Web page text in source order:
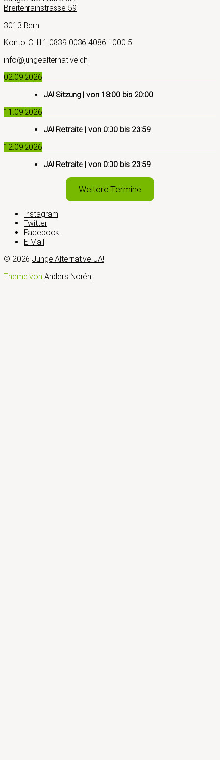
Breitenrainstrasse 59
3013 Bern
Konto: CH11 0839 0036 4086 1000 5
info@jungealternative.ch
02.09.2026
JA! Sitzung | von 18:00 bis 20:00
11.09.2026
JA! Retraite | von 0:00 bis 23:59
12.09.2026
JA! Retraite | von 0:00 bis 23:59
Weitere Termine
Instagram
Twitter
Facebook
E-Mail
© 2026 Junge Alternative JA!
Theme von Anders Norén